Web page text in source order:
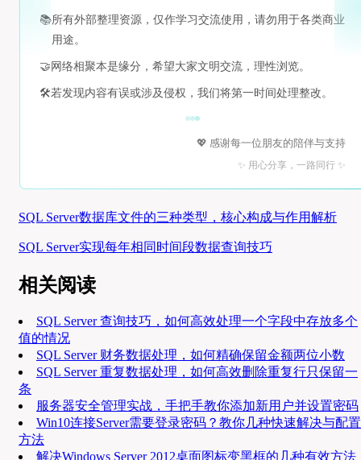
📚所有外部整理资源，仅作学习交流使用，请勿用于各类商业
用途。
🤝 网络相聚本是缘分，希望大家文明交流，理性浏览。
🛠️若发现内容有误或涉及侵权，我们将第一时间处理整改。
💖 感谢每一位朋友的陪伴与支持
✨ 用心分享，一路同行 ✨
SQL Server数据库文件的三种类型，核心构成与作用解析
SQL Server实现每年相同时间段数据查询技巧
相关阅读
SQL Server 查询技巧，如何高效处理一个字段中存放多个
值的情况
SQL Server 财务数据处理，如何精确保留金额两位小数
SQL Server 重复数据处理，如何高效删除重复行只保留一
条
服务器安全管理实战，手把手教你添加新用户并设置密码
Win10连接Server需要登录密码？教你几种快速解决与配置
方法
解决Windows Server 2012桌面图标变黑框的几种有效方法